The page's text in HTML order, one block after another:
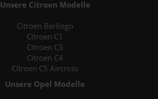
Unsere Citroen Modelle
Citroen Berlingo
Citroen C1
Citroen C3
Citroen C4
Citroen C5 Aircross
Unsere Opel Modelle